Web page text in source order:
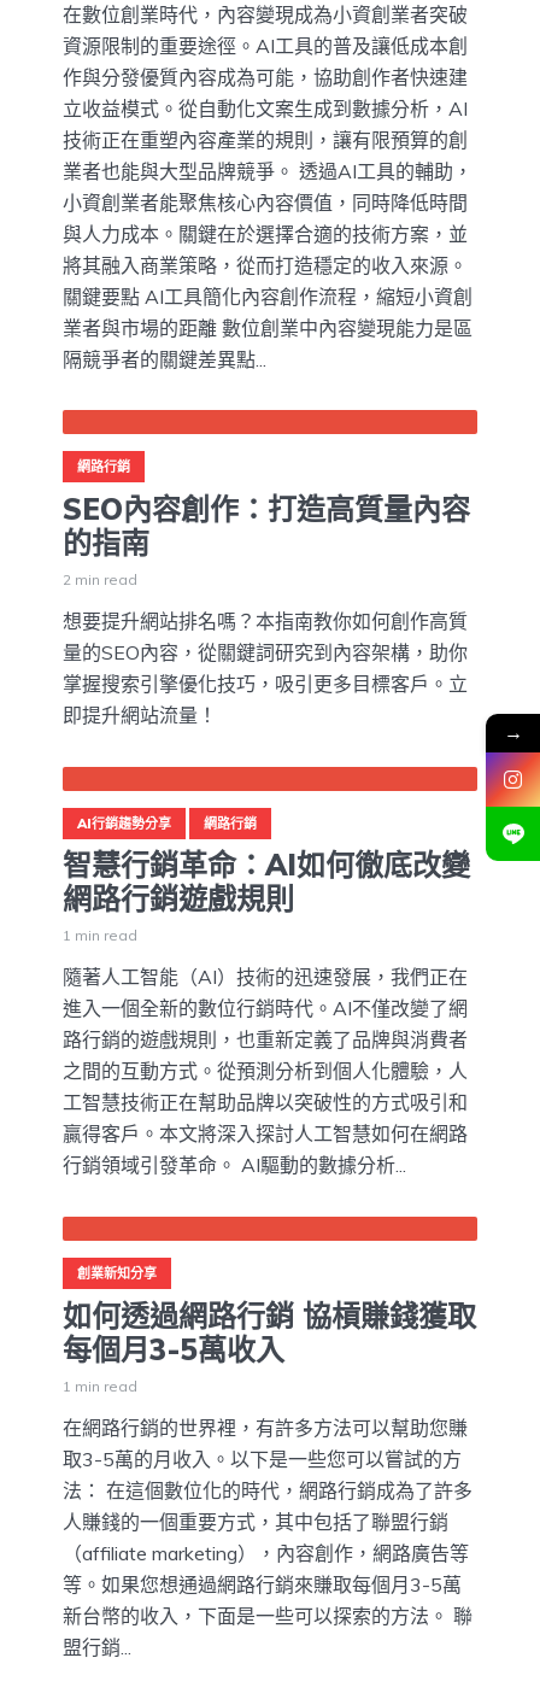
在數位創業時代，內容變現成為小資創業者突破
資源限制的重要途徑。AI工具的普及讓低成本創
作與分發優質內容成為可能，協助創作者快速建
立收益模式。從自動化文案生成到數據分析，AI
技術正在重塑內容產業的規則，讓有限預算的創
業者也能與大型品牌競爭。 透過AI工具的輔助，
小資創業者能聚焦核心內容價值，同時降低時間
與人力成本。關鍵在於選擇合適的技術方案，並
將其融入商業策略，從而打造穩定的收入來源。
關鍵要點 AI工具簡化內容創作流程，縮短小資創
業者與市場的距離 數位創業中內容變現能力是區
隔競爭者的關鍵差異點...
網路行銷
SEO內容創作：打造高質量內容
的指南
2 min read
想要提升網站排名嗎？本指南教你如何創作高質
量的SEO內容，從關鍵詞研究到內容架構，助你
掌握搜索引擎優化技巧，吸引更多目標客戶。立
即提升網站流量！
AI行銷趨勢分享 網路行銷
智慧行銷革命：AI如何徹底改變
網路行銷遊戲規則
1 min read
隨著人工智能（AI）技術的迅速發展，我們正在
進入一個全新的數位行銷時代。AI不僅改變了網
路行銷的遊戲規則，也重新定義了品牌與消費者
之間的互動方式。從預測分析到個人化體驗，人
工智慧技術正在幫助品牌以突破性的方式吸引和
贏得客戶。本文將深入探討人工智慧如何在網路
行銷領域引發革命。 AI驅動的數據分析...
創業新知分享
如何透過網路行銷 協槓賺錢獲取
每個月3-5萬收入
1 min read
在網路行銷的世界裡，有許多方法可以幫助您賺
取3-5萬的月收入。以下是一些您可以嘗試的方
法： 在這個數位化的時代，網路行銷成為了許多
人賺錢的一個重要方式，其中包括了聯盟行銷
（affiliate marketing），內容創作，網路廣告等
等。如果您想通過網路行銷來賺取每個月3-5萬
新台幣的收入，下面是一些可以探索的方法。 聯
盟行銷...
→